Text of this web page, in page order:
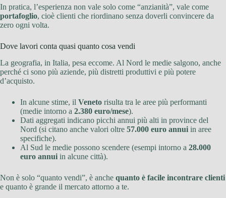
In pratica, l’esperienza non vale solo come “anzianità”, vale come
portafoglio, cioè clienti che riordinano senza doverli convincere da
zero ogni volta.
Dove lavori conta quasi quanto cosa vendi
La geografia, in Italia, pesa eccome. Al Nord le medie salgono, anche
perché ci sono più aziende, più distretti produttivi e più potere
d’acquisto.
In alcune stime, il Veneto risulta tra le aree più performanti
(medie intorno a 2.380 euro/mese).
Dati aggregati indicano picchi annui più alti in province del
Nord (si citano anche valori oltre 57.000 euro annui in aree
specifiche).
Al Sud le medie possono scendere (esempi intorno a 28.000
euro annui in alcune città).
Non è solo “quanto vendi”, è anche quanto è facile incontrare clienti
e quanto è grande il mercato attorno a te.